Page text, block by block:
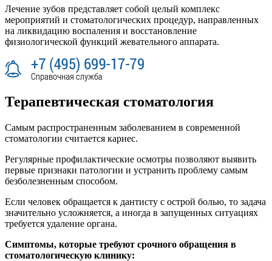
Лечение зубов представляет собой целый комплекс
мероприятий и стоматологических процедур, направленных
на ликвидацию воспаления и восстановление
физиологической функций жевательного аппарата.
Терапевтическая стоматология
Самым распространенным заболеванием в современной
стоматологии считается кариес.
Регулярные профилактические осмотры позволяют выявить
первые признаки патологии и устранить проблему самым
безболезненным способом.
Если человек обращается к дантисту с острой болью, то задача
значительно усложняется, а иногда в запущенных ситуациях
требуется удаление органа.
Симптомы, которые требуют срочного обращения в
стоматологическую клинику: